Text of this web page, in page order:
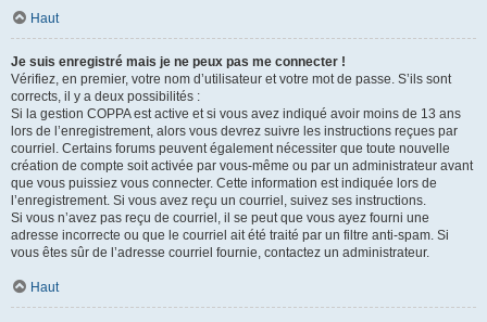
Haut
Je suis enregistré mais je ne peux pas me connecter !
Vérifiez, en premier, votre nom d’utilisateur et votre mot de passe. S’ils sont
corrects, il y a deux possibilités :
Si la gestion COPPA est active et si vous avez indiqué avoir moins de 13 ans
lors de l’enregistrement, alors vous devrez suivre les instructions reçues par
courriel. Certains forums peuvent également nécessiter que toute nouvelle
création de compte soit activée par vous-même ou par un administrateur avant
que vous puissiez vous connecter. Cette information est indiquée lors de
l’enregistrement. Si vous avez reçu un courriel, suivez ses instructions.
Si vous n’avez pas reçu de courriel, il se peut que vous ayez fourni une
adresse incorrecte ou que le courriel ait été traité par un filtre anti-spam. Si
vous êtes sûr de l’adresse courriel fournie, contactez un administrateur.
Haut